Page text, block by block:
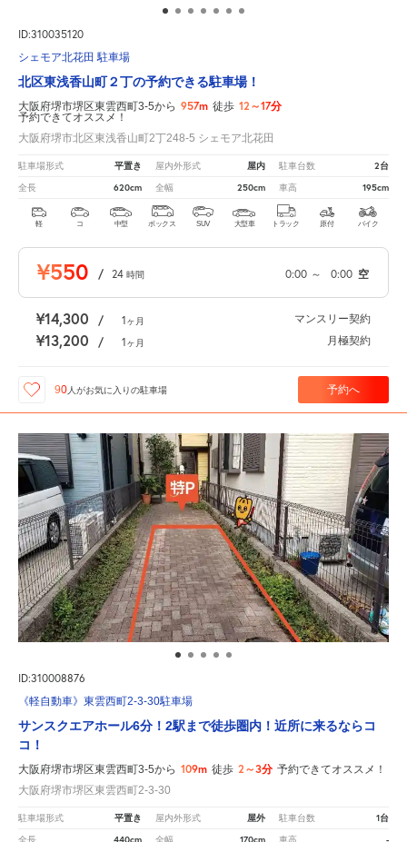
ID:310035120
シェモア北花田 駐車場
北区東浅香山町２丁の予約できる駐車場！
大阪府堺市堺区東雲西町3-5から 957m 徒歩 12～17分
予約できてオススメ！
大阪府堺市北区東浅香山町2丁248-5 シェモア北花田
駐車場形式 平置き 屋内外形式 屋内 駐車台数 2台
全長 620cm 全幅 250cm 車高 195cm
軽 コ 中型 ボックス SUV 大型車 トラック 原付 バイク
¥550 / 24 時間 0:00 ～ 0:00 空
¥14,300 / 1ヶ月 マンスリー契約
¥13,200 / 1ヶ月 月極契約
90人がお気に入りの駐車場 予約へ
ID:310008876
《軽自動車》東雲西町2-3-30駐車場
サンスクエアホール6分！2駅まで徒歩圏内！近所に来るならコ
コ！
大阪府堺市堺区東雲西町3-5から 109m 徒歩 2～3分 予約できてオススメ！
大阪府堺市堺区東雲西町2-3-30
駐車場形式 平置き 屋内外形式 屋外 駐車台数 1台
全長 全幅 車高